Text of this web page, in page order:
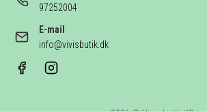
97252004
E-mail
info@vivisbutik.dk